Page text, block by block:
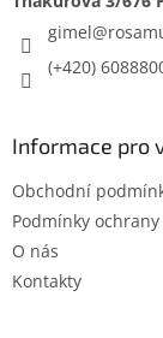
gimel@
(+420)
Informace pro
Obchodní
Podmínky
O nás
Kontakty